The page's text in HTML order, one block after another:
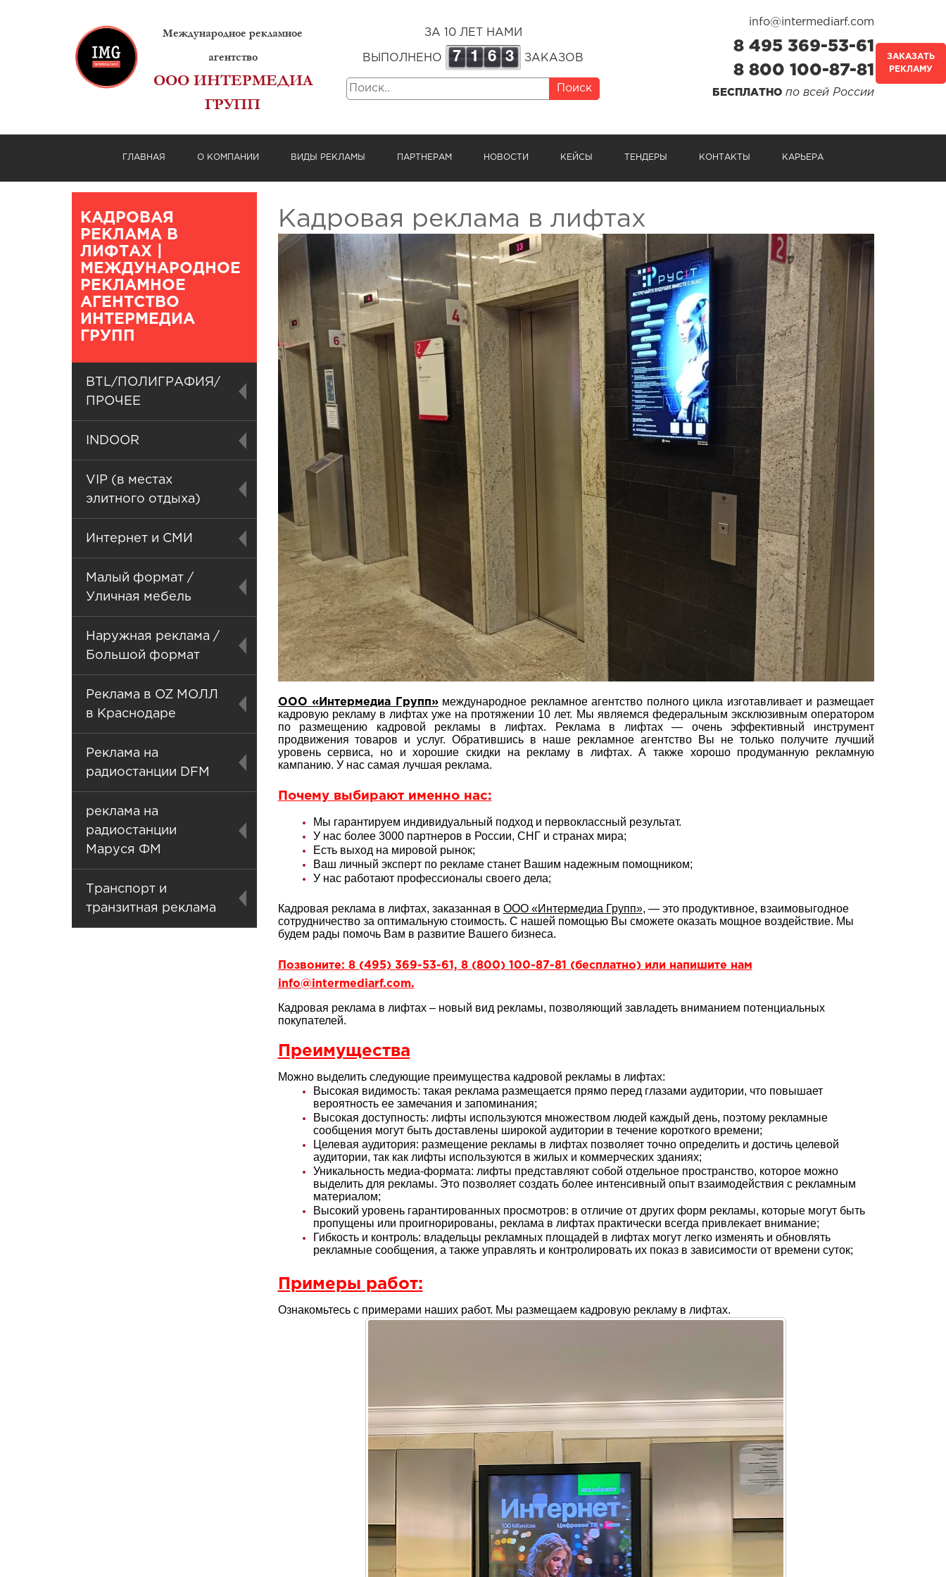
Международное рекламное
агентство
ООО ИНТЕРМЕДИА
ГРУПП
ЗА 10 ЛЕТ НАМИ
ВЫПОЛНЕНО 7 1 6 3 ЗАКАЗОВ
Поиск
info@intermediarf.com
8 495 369-53-61
8 800 100-87-81
БЕСПЛАТНО по всей России
ГЛАВНАЯ О КОМПАНИИ ВИДЫ РЕКЛАМЫ ПАРТНЕРАМ НОВОСТИ КЕЙСЫ ТЕНДЕРЫ КОНТАКТЫ КАРЬЕРА
ЗАКАЗАТЬ
РЕКЛАМУ
КАДРОВАЯ
РЕКЛАМА В
ЛИФТАХ |
МЕЖДУНАРОДНОЕ
РЕКЛАМНОЕ
АГЕНТСТВО
ИНТЕРМЕДИА
ГРУПП
BTL/ПОЛИГРАФИЯ/
ПРОЧЕЕ
INDOOR
VIP (в местах
элитного отдыха)
Интернет и СМИ
Малый формат /
Уличная мебель
Наружная реклама /
Большой формат
Реклама в OZ МОЛЛ
в Краснодаре
Реклама на
радиостанции DFM
реклама на
радиостанции
Маруся ФМ
Транспорт и
транзитная реклама
Кадровая реклама в лифтах
ООО «Интермедиа Групп»международное рекламное агентство полного цикла изготавливает и размещает
кадровую рекламу в лифтах уже на протяжении 10 лет. Мы являемся федеральным эксклюзивным оператором
по размещению кадровой рекламы в лифтах. Реклама в лифтах — очень эффективный инструмент
продвижения товаров и услуг. Обратившись в наше рекламное агентство Вы не только получите лучший
уровень сервиса, но и хорошие скидки на рекламу в лифтах. А также хорошо продуманную рекламную
кампанию. У нас самая лучшая реклама.
Почему выбирают именно нас:
Мы гарантируем индивидуальный подход и первоклассный результат.
У нас более 3000 партнеров в России, СНГ и странах мира;
Есть выход на мировой рынок;
Ваш личный эксперт по рекламе станет Вашим надежным помощником;
У нас работают профессионалы своего дела;
Кадровая реклама в лифтах, заказанная в ООО «Интермедиа Групп», — это продуктивное, взаимовыгодное
сотрудничество за оптимальную стоимость. С нашей помощью Вы сможете оказать мощное воздействие. Мы
будем рады помочь Вам в развитие Вашего бизнеса.
Позвоните: 8 (495) 369-53-61, 8 (800) 100-87-81 (бесплатно) или напишите нам
info@intermediarf.com.
Кадровая реклама в лифтах – новый вид рекламы, позволяющий завладеть вниманием потенциальных
покупателей.
Преимущества
Можно выделить следующие преимущества кадровой рекламы в лифтах:
Высокая видимость: такая реклама размещается прямо перед глазами аудитории, что повышает
вероятность ее замечания и запоминания;
Высокая доступность: лифты используются множеством людей каждый день, поэтому рекламные
сообщения могут быть доставлены широкой аудитории в течение короткого времени;
Целевая аудитория: размещение рекламы в лифтах позволяет точно определить и достичь целевой
аудитории, так как лифты используются в жилых и коммерческих зданиях;
Уникальность медиа-формата: лифты представляют собой отдельное пространство, которое можно
выделить для рекламы. Это позволяет создать более интенсивный опыт взаимодействия с рекламным
материалом;
Высокий уровень гарантированных просмотров: в отличие от других форм рекламы, которые могут быть
пропущены или проигнорированы, реклама в лифтах практически всегда привлекает внимание;
Гибкость и контроль: владельцы рекламных площадей в лифтах могут легко изменять и обновлять
рекламные сообщения, а также управлять и контролировать их показ в зависимости от времени суток;
Примеры работ:
Ознакомьтесь с примерами наших работ. Мы размещаем кадровую рекламу в лифтах.